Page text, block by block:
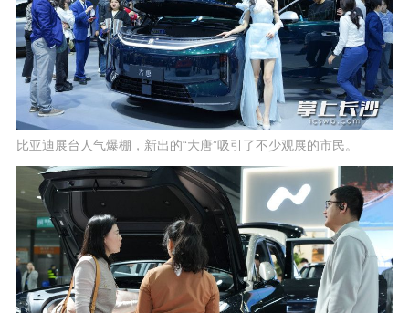
比亚迪展台人气爆棚，新出的“大唐”吸引了不少观展的市民。